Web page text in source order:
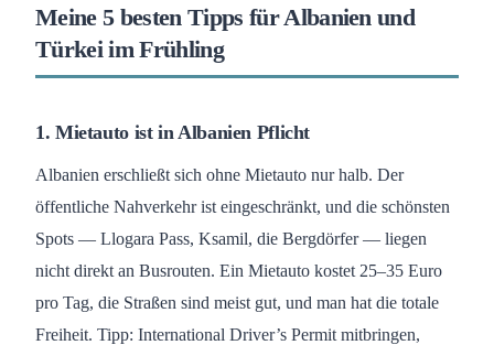
Meine 5 besten Tipps für Albanien und
Türkei im Frühling
1. Mietauto ist in Albanien Pflicht
Albanien erschließt sich ohne Mietauto nur halb. Der
öffentliche Nahverkehr ist eingeschränkt, und die schönsten
Spots — Llogara Pass, Ksamil, die Bergdörfer — liegen
nicht direkt an Busrouten. Ein Mietauto kostet 25–35 Euro
pro Tag, die Straßen sind meist gut, und man hat die totale
Freiheit. Tipp: International Driver’s Permit mitbringen,